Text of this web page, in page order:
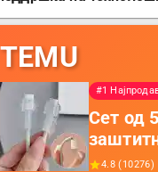
TEMU
#1
Сет од
4.8 (10276)